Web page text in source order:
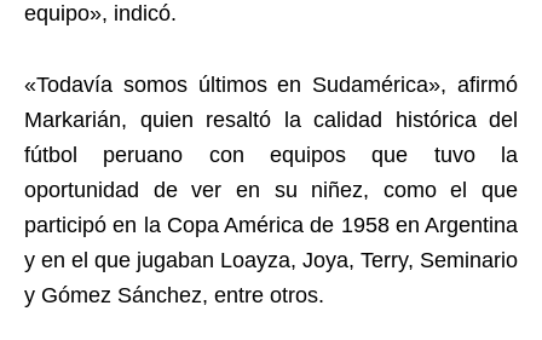
equipo», indicó.
«Todavía somos últimos en Sudamérica», afirmó
Markarián, quien resaltó la calidad histórica del
fútbol peruano con equipos que tuvo la
oportunidad de ver en su niñez, como el que
participó en la Copa América de 1958 en Argentina
y en el que jugaban Loayza, Joya, Terry, Seminario
y Gómez Sánchez, entre otros.